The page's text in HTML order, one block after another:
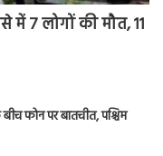
7 लोगों की मौत, 11
फोन पर बातचीत, पश्चिम